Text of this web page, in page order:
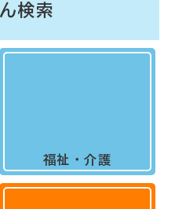
検索
福祉・介護